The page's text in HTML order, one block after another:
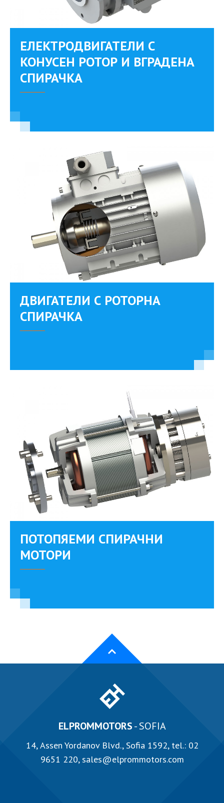
EЛЕКТРОДВИГАТЕЛИ С
КОНУСЕН РОТОР И ВГРАДЕНА
СПИРАЧКА
ДВИГАТЕЛИ С РОТОРНА
СПИРАЧКА
ПОТОПЯЕМИ СПИРАЧНИ
МОТОРИ
ELPROMMOTORS- SOFIA
14, Аssen Yordanov Blvd., Sofia 1592, tel.: 02
9651 220,sales@elprommotors.com